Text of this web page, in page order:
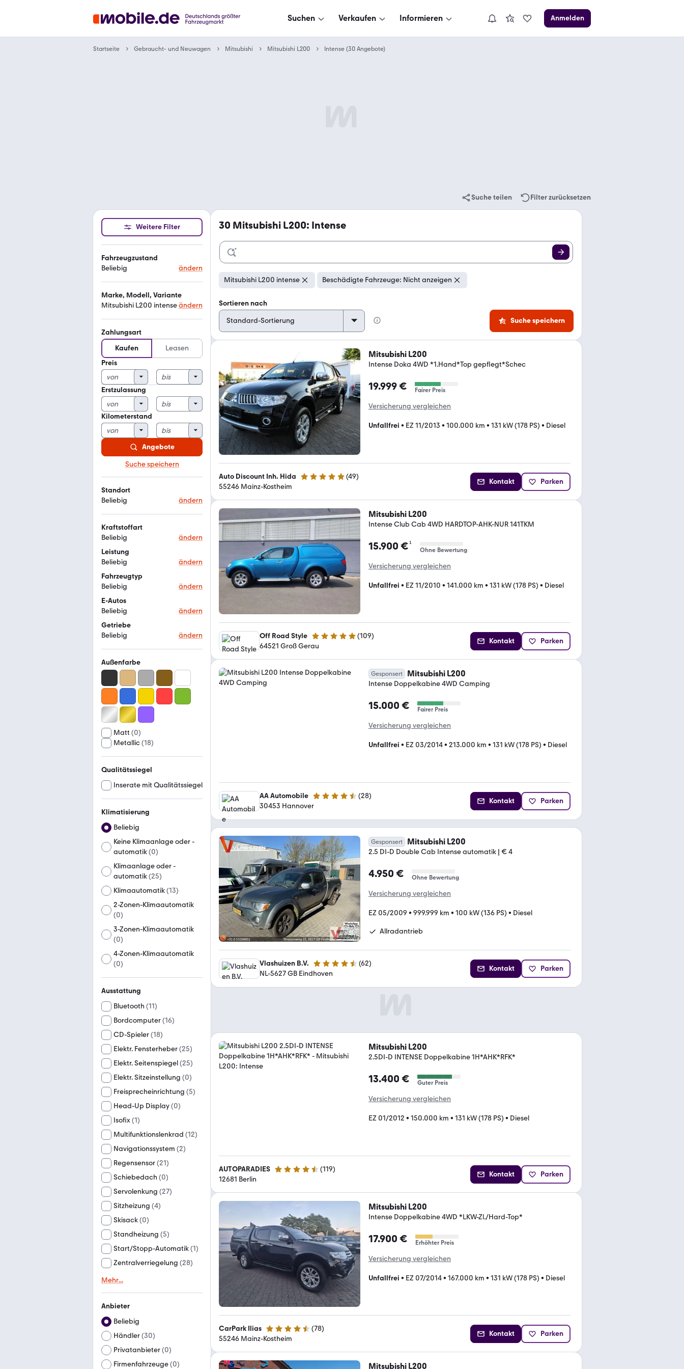
Suchen Verkaufen Informieren Anmelden
Startseite Gebraucht- und Neuwagen Mitsubishi Mitsubishi L200 Intense (30 Angebote)
Suche teilen Filter zurücksetzen
Weitere Filter
Fahrzeugzustand
Beliebig
ändern
Marke, Modell, Variante
Mitsubishi L200 intenseändern
Zahlungsart
Kaufen
Leasen
Preis
Erstzulassung
Kilometerstand
Angebote
Suche speichern
Standort
Beliebig
ändern
Kraftstoffart
Beliebig
ändern
Leistung
Beliebig
ändern
Fahrzeugtyp
Beliebig
ändern
E-Autos
Beliebig
ändern
Getriebe
Beliebig
ändern
Außenfarbe
Matt (0)
Metallic(18)
Qualitätssiegel
Inserate mit Qualitätssiegel
Klimatisierung
Beliebig
Keine Klimaanlage oder -
automatik(0)
Klimaanlage oder -
automatik(25)
Klimaautomatik(13)
2-Zonen-Klimaautomatik
(0)
3-Zonen-Klimaautomatik
(0)
4-Zonen-Klimaautomatik
(0)
Ausstattung
Bluetooth (11)
Bordcomputer(16)
CD-Spieler(18)
Elektr. Fensterheber(25)
Elektr. Seitenspiegel(25)
Elektr. Sitzeinstellung (0)
Freisprecheinrichtung (5)
Head-Up Display(0)
Isofix(1)
Multifunktionslenkrad (12)
Navigationssystem (2)
Regensensor(21)
Schiebedach (0)
Servolenkung (27)
Sitzheizung (4)
Skisack(0)
Standheizung (5)
Start/Stopp-Automatik(1)
Zentralverriegelung (28)
Mehr...
Anbieter
Beliebig
Händler(30)
Privatanbieter(0)
Firmenfahrzeuge(0)
30 Mitsubishi L200: Intense
Mitsubishi L200 intense Beschädigte Fahrzeuge: Nicht anzeigen
Sortieren nach
Suche speichern
Mitsubishi L200
Intense Doka 4WD *1.Hand*Top gepflegt*Schec
19.999 € Fairer Preis
Versicherung vergleichen
Unfallfrei • EZ 11/2013 • 100.000 km • 131 kW (178 PS) • Diesel
Auto Discount Inh. Hida 4.9 Sterne (49)
55246 Mainz-Kostheim
Kontakt Parken
Mitsubishi L200
Intense Club Cab 4WD HARDTOP-AHK-NUR 141TKM
15.900 €¹
Ohne Bewertung
Versicherung vergleichen
Unfallfrei • EZ 11/2010 • 141.000 km • 131 kW (178 PS) • Diesel
Off Road Style 4.9 Sterne (109)
64521 Groß Gerau
Kontakt Parken
Gesponsert Mitsubishi L200
Intense Doppelkabine 4WD Camping
15.000 € Fairer Preis
Versicherung vergleichen
Unfallfrei • EZ 03/2014• 213.000 km • 131 kW (178 PS) • Diesel
AA Automobile 4.5 Sterne (28)
30453 Hannover
Kontakt Parken
Gesponsert Mitsubishi L200
2.5 DI-D Double Cab Intense automatik | € 4
4.950 € Ohne Bewertung
Versicherung vergleichen
EZ 05/2009 • 999.999 km • 100 kW (136 PS) • Diesel
Allradantrieb
Vlashuizen B.V. 4.7 Sterne (62)
NL-5627 GB Eindhoven
Kontakt Parken
Mitsubishi L200
2.5DI-D INTENSE Doppelkabine 1H*AHK*RFK*
13.400 € Guter Preis
Versicherung vergleichen
EZ 01/2012 • 150.000 km • 131 kW (178 PS) • Diesel
AUTOPARADIES 4.5 Sterne (119)
12681 Berlin
Kontakt Parken
Mitsubishi L200
Intense Doppelkabine 4WD *LKW-Zl./Hard-Top*
17.900 € Erhöhter Preis
Versicherung vergleichen
Unfallfrei • EZ 07/2014• 167.000 km • 131 kW (178 PS) • Diesel
CarPark Ilias 4.3 Sterne (78)
55246 Mainz-Kostheim
Kontakt Parken
Mitsubishi L200